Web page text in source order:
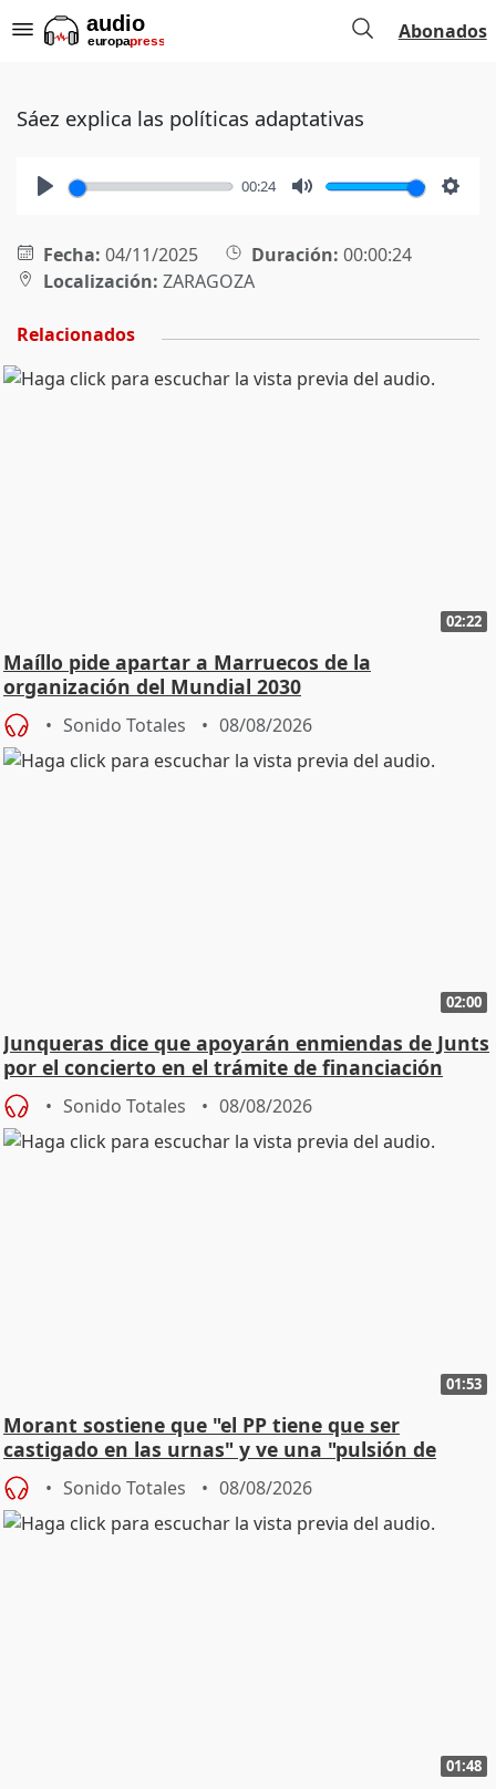
Abonados
Sáez explica las políticas adaptativas
00:24
Fecha: 04/11/2025 Duración: 00:00:24
Localización: ZARAGOZA
Relacionados
02:22
Maíllo pide apartar a Marruecos de la
organización del Mundial 2030
Sonido Totales 08/08/2026
02:00
Junqueras dice que apoyarán enmiendas de Junts
por el concierto en el trámite de financiación
Sonido Totales 08/08/2026
01:53
Morant sostiene que "el PP tiene que ser
castigado en las urnas" y ve una "pulsión de
cambio"
Sonido Totales 08/08/2026
01:48